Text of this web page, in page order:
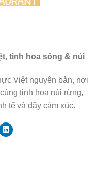
tinh hoa sông & núi
Việt nguyên bản, nơi
tinh hoa núi rừng,
tế và đầy cảm xúc.